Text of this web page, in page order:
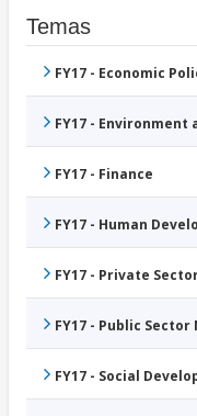
Temas
FY17 - Economic
FY17 -
FY17 - Finance
FY17 - Human
FY17 - Private
FY17 - Public
FY17 - Social